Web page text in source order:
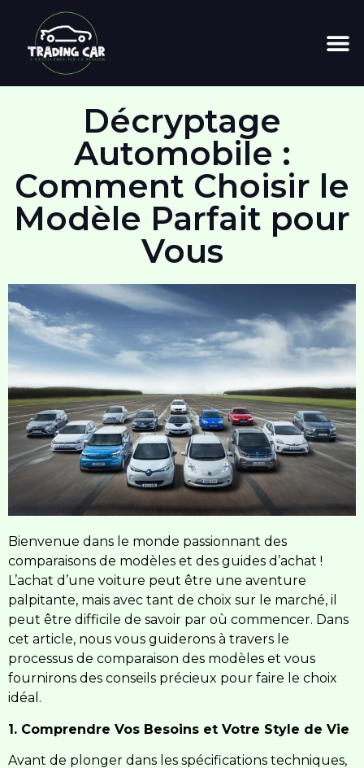
Décryptage
Automobile :
Comment Choisir le
Modèle Parfait pour
Vous
Bienvenue dans le monde passionnant des
comparaisons de modèles et des guides d’achat !
L’achat d’une voiture peut être une aventure
palpitante, mais avec tant de choix sur le marché, il
peut être difficile de savoir par où commencer. Dans
cet article, nous vous guiderons à travers le
processus de comparaison des modèles et vous
fournirons des conseils précieux pour faire le choix
idéal.
1. Comprendre Vos Besoins et Votre Style de Vie
Avant de plonger dans les spécifications techniques,